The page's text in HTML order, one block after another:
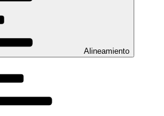
Alineamiento